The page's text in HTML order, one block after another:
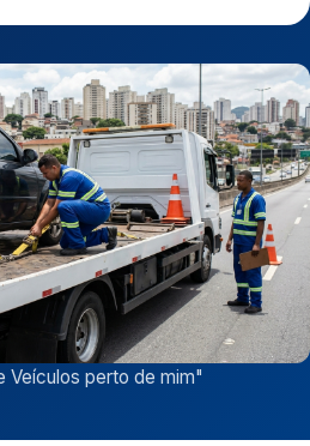
Veículos perto de mim"